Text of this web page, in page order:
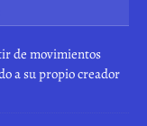
de movimientos
a su propio creador